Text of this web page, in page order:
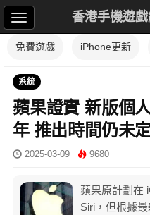
香港手機遊
免費遊戲 iPhone更新
系統
蘋果證實 新版個
年 推出時間仍未定
2025-03-09 9680
蘋果原計劃在
Siri，但根據